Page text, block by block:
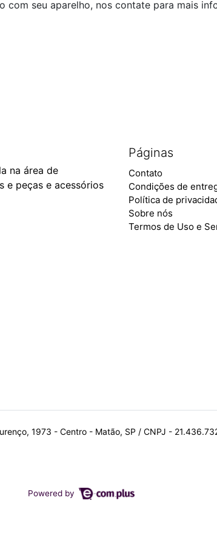
seu aparelho, nos contate para mais
Páginas
Contato
Condições de
Política de
Sobre nós
Termos de Uso e
na área de
e peças e acessórios
1973 - Centro - Matão, SP / CNPJ -
Powered by